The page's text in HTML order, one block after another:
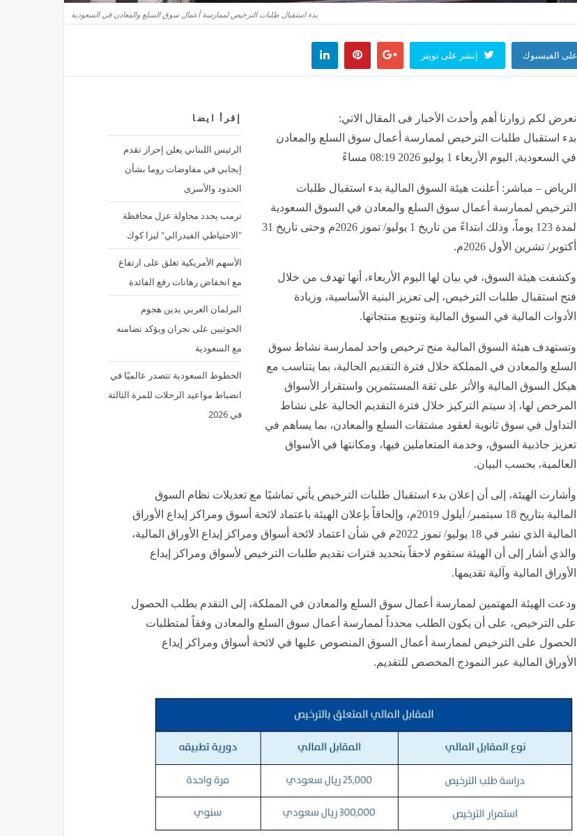
إيجابي في مفاوضات روما بشأن
الحدود والأسرى
ترمب يجدد محاولة عزل محافظة
"الاحتياطي الفيدرالي" ليزا كوك
الأسهم الأمريكية تغلق على ارتفاع
مع انخفاض رهانات رفع الفائدة
البرلمان العربي يدين هجوم
الحوثيين على نجران ويؤكد تضامنه
مع السعودية
الخطوط السعودية تتصدر عالميًا في
انضباط مواعيد الرحلات للمرة الثالثة
في 2026
بدء استقبال طلبات الترخيص لممارسة أعمال سوق السلع والمعادن
في السعودية, اليوم الأربعاء 1 يوليو 2026 08:19 مساءً
الترخيص لممارسة أعمال سوق السلع والمعادن في السوق السعودية
لمدة 123 يوماً، وذلك ابتداءً من تاريخ 1 يوليو/ تموز 2026م وحتى تاريخ 31
أكتوبر/ تشرين الأول 2026م.
فتح استقبال طلبات الترخيص، إلى تعزيز البنية الأساسية، وزيادة
الأدوات المالية في السوق المالية وتنويع منتجاتها.
السلع والمعادن في المملكة خلال فترة التقديم الحالية، بما يتناسب مع
هيكل السوق المالية والأثر على ثقة المستثمرين واستقرار الأسواق
المرخص لها، إذ سيتم التركيز خلال فترة التقديم الحالية على نشاط
التداول في سوق ثانوية لعقود مشتقات السلع والمعادن، بما يساهم في
تعزيز جاذبية السوق، وخدمة المتعاملين فيها، ومكانتها في الأسواق
العالمية، بحسب البيان.
المالية بتاريخ 18 سبتمبر/ أيلول 2019م، وإلحاقاً بإعلان الهيئة باعتماد لائحة أسوق ومراكز إيداع الأوراق
المالية الذي نشر في 18 يوليو/ تموز 2022م في شأن اعتماد لائحة أسواق ومراكز إيداع الأوراق المالية،
والذي أشار إلى أن الهيئة ستقوم لاحقاً بتحديد فترات تقديم طلبات الترخيص لأسواق ومراكز إيداع
الأوراق المالية وآلية تقديمها.
على الترخيص، على أن يكون الطلب محدداً لممارسة أعمال سوق السلع والمعادن وفقاً لمتطلبات
الحصول على الترخيص لممارسة أعمال السوق المنصوص عليها في لائحة أسواق ومراكز إيداع
الأوراق المالية عبر النموذج المخصص للتقديم.